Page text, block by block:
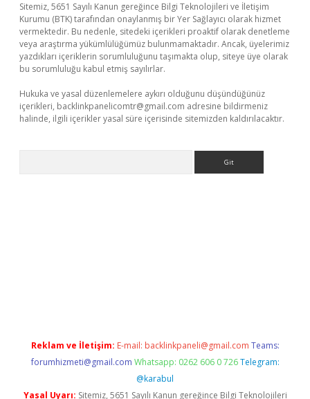
Sitemiz, 5651 Sayılı Kanun gereğince Bilgi Teknolojileri ve İletişim
Kurumu (BTK) tarafından onaylanmış bir Yer Sağlayıcı olarak hizmet
vermektedir. Bu nedenle, sitedeki içerikleri proaktif olarak denetleme
veya araştırma yükümlülüğümüz bulunmamaktadır. Ancak, üyelerimiz
yazdıkları içeriklerin sorumluluğunu taşımakta olup, siteye üye olarak
bu sorumluluğu kabul etmiş sayılırlar.
Hukuka ve yasal düzenlemelere aykırı olduğunu düşündüğünüz
içerikleri, backlinkpanelicomtr@gmail.com adresine bildirmeniz
halinde, ilgili içerikler yasal süre içerisinde sitemizden kaldırılacaktır.
Reklam ve İletişim: E-mail: backlinkpaneli@gmail.com Teams:
forumhizmeti@gmail.com Whatsapp: 0262 606 0 726 Telegram:
@karabul
Yasal Uyarı: Sitemiz, 5651 Sayılı Kanun gereğince Bilgi Teknolojileri